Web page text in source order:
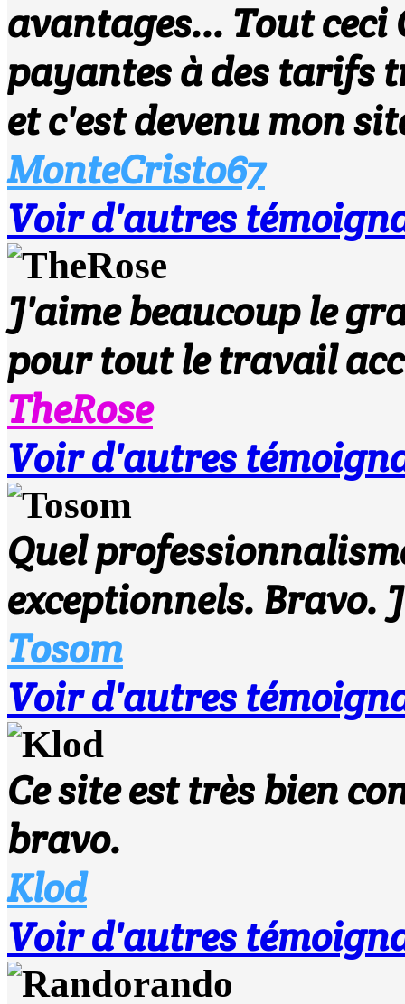
avantages... Tout ceci
payantes à des tarifs
et c'est devenu mon
MonteCristo67
Voir d'autres
J'aime beaucoup le
pour tout le travail
TheRose
Voir d'autres
Quel
exceptionnels. Bravo.
Tosom
Voir d'autres
Ce site est très bien
bravo.
Klod
Voir d'autres